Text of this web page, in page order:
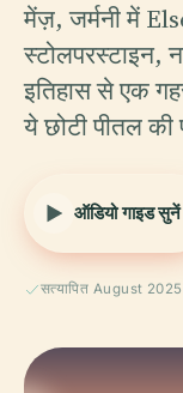
मेंज़, जर्मनी में
स्टोलपरस्टाइन,
इतिहास से एक
ये छोटी पीतल की
ऑडियो गाइड सुनें
सत्यापित August 2025